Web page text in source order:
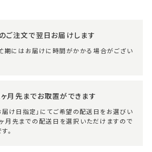
ご注文で翌日お届けします
期にはお届けに時間がかかる場合がござい
月先までお取置ができます
届け日指定」にてご希望の配送日をお選びい
月先までの配送日を選択いただけますので
。